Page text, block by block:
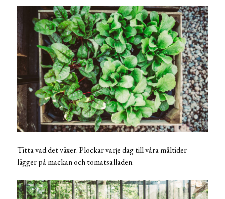
Titta vad det växer. Plockar varje dag till våra måltider –
lägger på mackan och tomatsalladen.